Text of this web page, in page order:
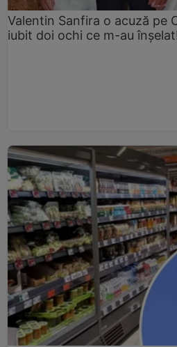
Valentin Sanfira o acuză pe
iubit doi ochi ce m-au